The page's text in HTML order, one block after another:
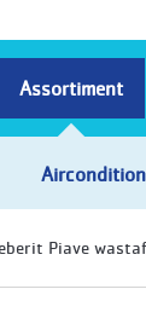
Assortiment
Piave